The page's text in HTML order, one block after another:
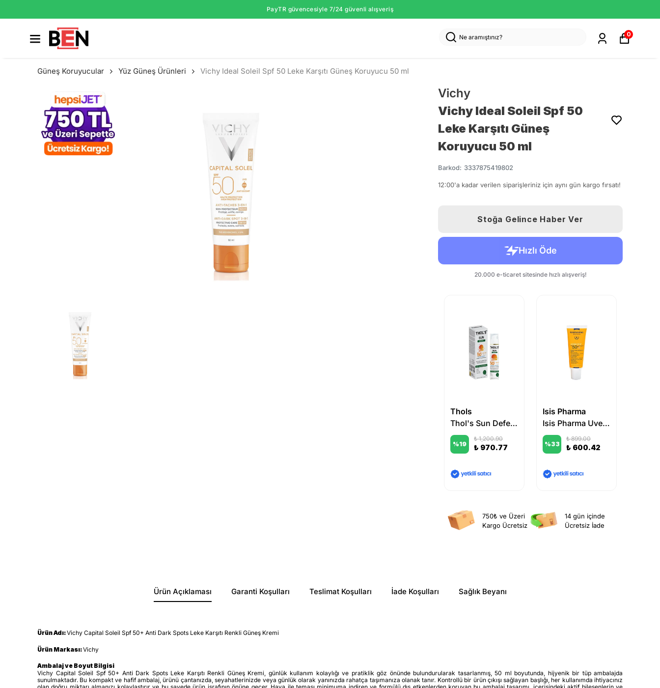
PayTR güvencesiyle 7/24 güvenli alışveriş
0
Güneş Koruyucular Yüz Güneş Ürünleri Vichy Ideal Soleil Spf 50 Leke Karşıtı Güneş Koruyucu 50 ml
Vichy
Vichy Ideal Soleil Spf 50
Leke Karşıtı Güneş
Koruyucu 50 ml
Barkod: 3337875419802
12:00'a kadar verilen siparişleriniz için aynı gün kargo fırsatı!
Stoğa Gelince Haber Ver
Thols
Thol's Sun Defence Leke Eğilimli ve Yağlı Ciltler İçin Fluid Güneş Koruyucu
%19
₺ 1,200.90
₺ 970.77
Isis Pharma
Isis Pharma Uveblock SPF 50+ Dry Touch Ultra Fluid 40 ml - Medium
%33
₺ 899.00
₺ 600.42
750₺ ve Üzeri
Kargo Ücretsiz
14 gün içinde
Ücretsiz İade
Ürün Açıklaması Garanti Koşulları Teslimat Koşulları İade Koşulları Sağlık Beyanı
Ürün Adı:Vichy Capital Soleil Spf 50+ Anti Dark Spots Leke Karşıtı Renkli Güneş Kremi
Ürün Markası:Vichy
Ambalaj ve Boyut Bilgisi
Vichy Capital Soleil Spf 50+ Anti Dark Spots Leke Karşıtı Renkli Güneş Kremi, günlük kullanım kolaylığı ve pratiklik göz önünde bulundurularak tasarlanmış, 50 ml boyutunda, hijyenik bir tüp ambalajda
sunulmaktadır. Bu kompakt ve hafif ambalaj, ürünü çantanızda, seyahatlerinizde veya günlük olarak yanınızda rahatça taşımanıza olanak tanır. Kontrollü bir ürün çıkışı sağlayan başlığı, her kullanımda ihtiyacınız